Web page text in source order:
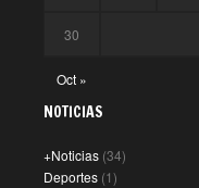
30
Oct »
NOTICIAS
+Noticias (34)
Deportes (1)